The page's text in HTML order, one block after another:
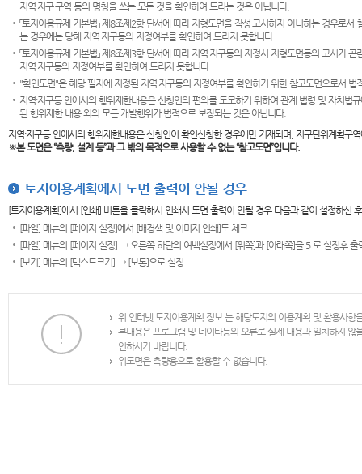
지역·지구·구역 등의 명칭을 쓰는 모든 것을 확인하여 드리는 것은 아닙니다.
「토지이용규제 기본법」 제8조제2항 단서에 따라 지형도면을 작성·고시하지 아니하는 경우로
는 경우에는 당해 지역·지구등의 지정여부를 확인하여 드리지 못합니다.
「토지이용규제 기본법」 제8조제3항 단서에 따라 지역·지구등의 지정시 지형도면등의 고시가
지역·지구등의 지정여부를 확인하여 드리지 못합니다.
"확인도면"은 해당 필지에 지정된 지역·지구등의 지정여부를 확인하기 위한 참고도면으로서
지역·지구등 안에서의 행위제한내용은 신청인의 편의를 도모하기 위하여 관계 법령 및 자치
된 행위제한 내용 외의 모든 개발행위가 법적으로 보장되는 것은 아닙니다.
지역·지구등 안에서의 행위제한내용은 신청인이 확인신청한 경우에만 기재되며, 지구단위계획
※본 도면은“측량, 설계 등”과 그 밖의 목적으로 사용할 수 없는 “참고도면”입니다.
토지이용계획에서 도면 출력이 안될 경우
[토지이용계획]에서 [인쇄] 버튼을 클릭해서 인쇄시 도면 출력이 안될 경우 다음과 같이 설정하신
[파일] 메뉴의 [페이지 설정]에서 [배경색 및 이미지 인쇄]도 체크
[파일] 메뉴의 [페이지 설정] → 오른쪽 하단의 여백설정에서 [위쪽]과 [아래쪽]을 5 로 설정후 출
[보기] 메뉴의 [텍스트크기] → [보통]으로 설정
위 인터넷 토지이용계획 정보 는 해당토지의 이용계획 및 활용사
본내용은 프로그램 및 데이타등의 오류로 실제 내용과 일치하지
인하시기 바랍니다.
위도면은 측량용으로 활용할 수 없습니다.